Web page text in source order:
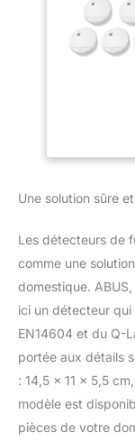
Une solution sûre
Les détecteurs de
comme une
domestique.
ici un détecteur qui
EN14604 et du Q-
portée aux détails
: 14,5 x 11 x 5,5
modèle est
pièces de votre